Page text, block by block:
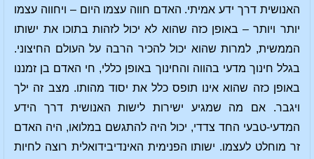
האנושית דרך ידע אמיתי. האדם חווה עצמו היום – ויחווה עצמו
יותר ויותר – באופן כזה שהוא לא יכול לזהות בתוכו את ישותו
הממשית, למרות שהוא יכול להכיר הרבה על העולם החיצוני.
בגלל חינוך מדעי בהווה והחינוך באופן כללי, חי האדם בן זמננו
באופן כזה שהוא אינו תופס כלל את יסוד מהותו. מצב זה ילך
ויגבר. אם מה שמגיע ישירות לישות האנושית דרך הידע
המדעי-טבעי החד צדדי, יכול היה להתגשם במלואו, היה האדם
זר מוחלט לעצמו. ישותו הפנימית האינדיבידואלית רוצה לחיות